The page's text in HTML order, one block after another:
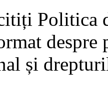
Politica
despre
și